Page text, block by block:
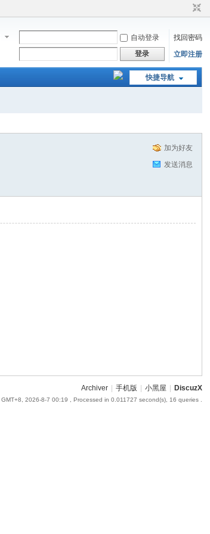
自动登录
找回密码
登录 立即注册
快捷导航
加为好友
发送消息
Archiver 手机版 小黑屋 DiscuzX
GMT+8, 2026-8-7 00:19 , Processed in 0.011727 second(s), 16 queries .